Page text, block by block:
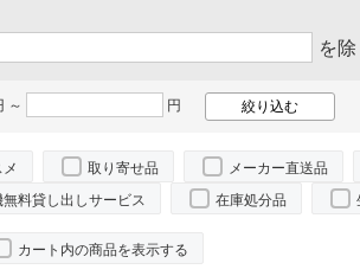
を除
～ 円
取り寄せ品 メーカー直送品
料貸し出しサービス 在庫処分品
カート内の商品を表示する